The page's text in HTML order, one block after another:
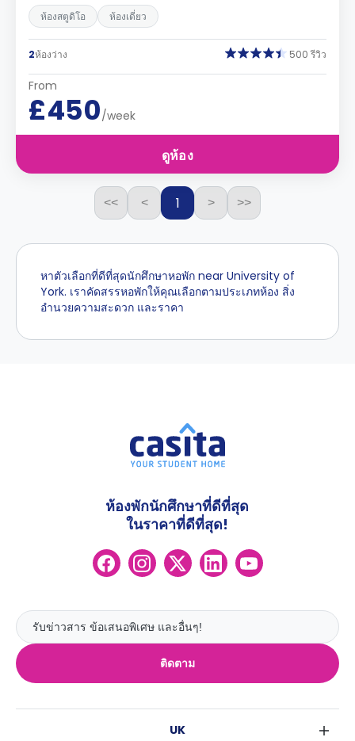
ห้องสตูดิโอ ห้องเดี่ยว
2ห้องว่าง 500 รีวิว
From
£450/week
ดูห้อง
<< < 1 > >>
หาตัวเลือกที่ดีที่สุดนักศึกษาหอพัก near University of
York. เราคัดสรรหอพักให้คุณเลือกตามประเภทห้อง สิ่ง
อำนวยความสะดวก และราคา
ติดตาม
ห้องพักนักศึกษาที่ดีที่สุด
ในราคาที่ดีที่สุด!
UK